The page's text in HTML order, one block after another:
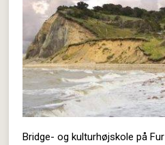
Bridge- og kulturhøjskole på Fur